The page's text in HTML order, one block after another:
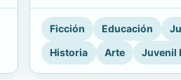
Ficción Educación
Historia
Arte Juvenil